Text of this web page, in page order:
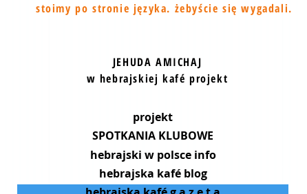
stoimy po stronie języka. żebyście się wygadali.
JEHUDA AMICHAJ
w hebrajskiej kafé projekt
projekt
SPOTKANIA KLUBOWE
hebrajski w polsce info
hebrajska kafé blog